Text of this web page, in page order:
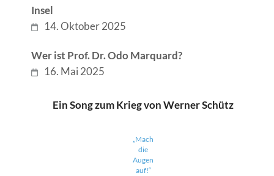
Insel
14. Oktober 2025
Wer ist Prof. Dr. Odo Marquard?
16. Mai 2025
Ein Song zum Krieg von Werner Schütz
„Mach
die
Augen
auf!“